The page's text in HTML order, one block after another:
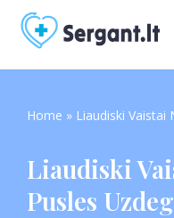
Skip
to
Home » Liaudiski Vaistai
Liaudiski
Pusles